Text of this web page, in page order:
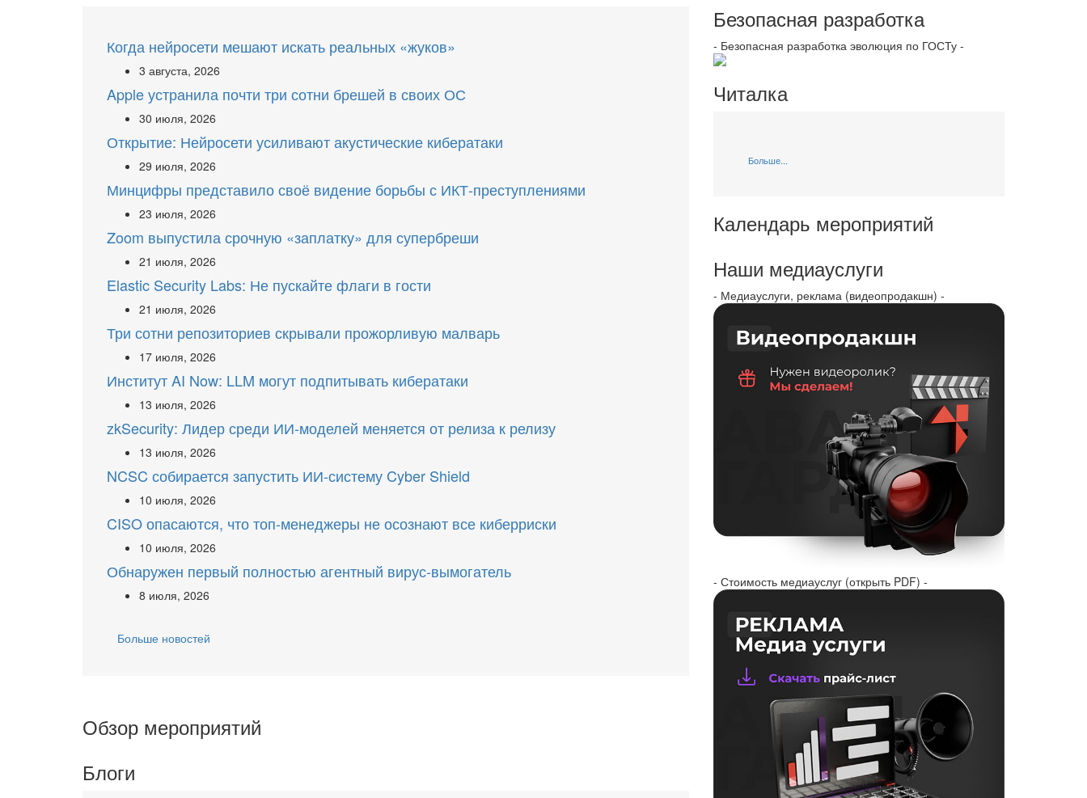
Когда нейросети мешают искать реальных «жуков»
3 августа, 2026
Apple устранила почти три сотни брешей в своих ОС
30 июля, 2026
Открытие: Нейросети усиливают акустические кибератаки
29 июля, 2026
Минцифры представило своё видение борьбы с ИКТ-преступлениями
23 июля, 2026
Zoom выпустила срочную «заплатку» для супербреши
21 июля, 2026
Elastic Security Labs: Не пускайте флаги в гости
21 июля, 2026
Три сотни репозиториев скрывали прожорливую малварь
17 июля, 2026
Институт AI Now: LLM могут подпитывать кибератаки
13 июля, 2026
zkSecurity: Лидер среди ИИ-моделей меняется от релиза к релизу
13 июля, 2026
NCSC собирается запустить ИИ-систему Cyber ​​Shield
10 июля, 2026
CISO опасаются, что топ-менеджеры не осознают все киберриски
10 июля, 2026
Обнаружен первый полностью агентный вирус-вымогатель
8 июля, 2026
Больше новостей
Обзор мероприятий
Блоги
Безопасная разработка
- Безопасная разработка эволюция по ГОСТу -
Читалка
Больше...
Календарь мероприятий
Наши медиауслуги
- Медиауслуги, реклама (видеопродакшн) -
- Стоимость медиауслуг (открыть PDF) -